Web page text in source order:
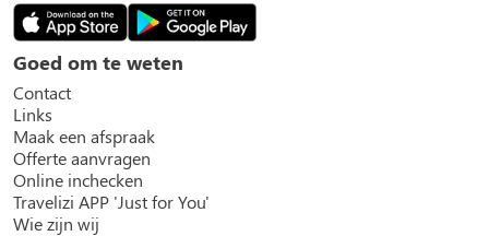
Goed om te weten
Contact
Links
Maak een afspraak
Offerte aanvragen
Online inchecken
Travelizi APP 'Just for You'
Wie zijn wij